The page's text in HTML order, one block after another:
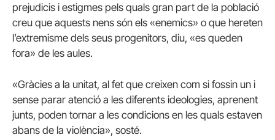
prejudicis i estigmes pels quals gran part de la població
creu que aquests nens són els «enemics» o que hereten
l’extremisme dels seus progenitors, diu, «es queden
fora» de les aules.
«Gràcies a la unitat, al fet que creixen com si fossin un i
sense parar atenció a les diferents ideologies, aprenent
junts, poden tornar a les condicions en les quals estaven
abans de la violència», sosté.